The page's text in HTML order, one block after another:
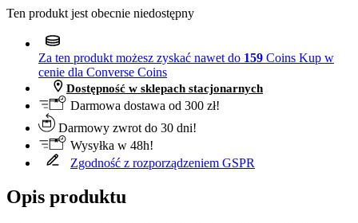
Ten produkt jest obecnie niedostępny
Za ten produkt możesz zyskać nawet do 159 Coins Kup w
cenie dla Converse Coins
Dostępność w sklepach stacjonarnych
Darmowa dostawa od 300 zł!
Darmowy zwrot do 30 dni!
Wysyłka w 48h!
Zgodność z rozporządzeniem GSPR
Opis produktu